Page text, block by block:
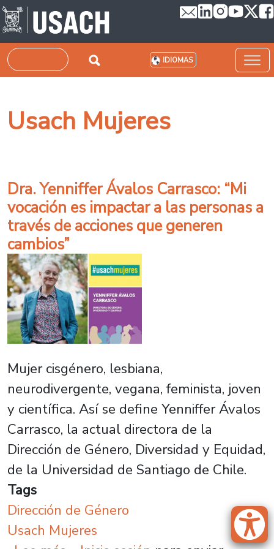
Pasar al contenido principal
Buscar IDIOMAS
Usach Mujeres
Dra. Yenniffer Ávalos Carrasco: “Mi
vocación es impactar a las personas a
través de acciones que generen
cambios”
Mujer cisgénero, lesbiana,
neurodivergente, vegana, feminista, joven
y científica. Así se define Yenniffer Ávalos
Carrasco, la actual directora de la
Dirección de Género, Diversidad y Equidad,
de la Universidad de Santiago de Chile.
Tags
Dirección de Género
Usach Mujeres